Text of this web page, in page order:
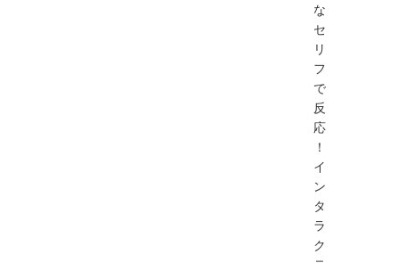
な
セ
リ
フ
で
反
応
！
イ
ン
タ
ラ
ク